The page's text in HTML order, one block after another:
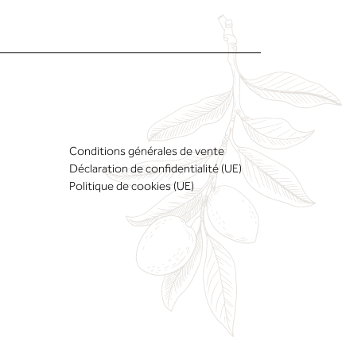
Conditions générales de vente
Déclaration de confidentialité (UE)
Politique de cookies (UE)